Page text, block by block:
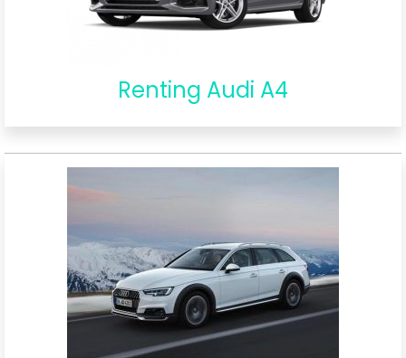
Renting Audi A4